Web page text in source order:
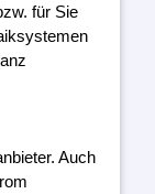
für Sie
Auch